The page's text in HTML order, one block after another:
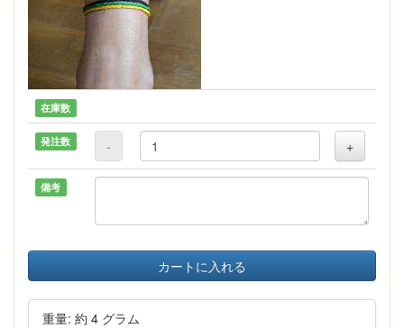
在庫数
発注数 - +
備考
カートに入れる
重量: 約 4 グラム